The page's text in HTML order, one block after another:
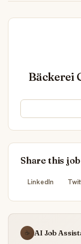
Bäckerei
Share this job
LinkedIn
☕ AI Job